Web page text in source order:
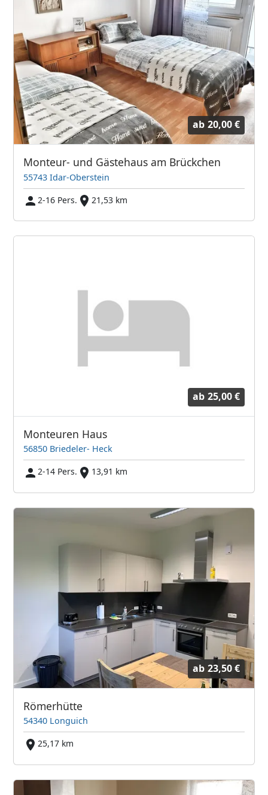
ab 20,00 €
Monteur- und Gästehaus am Brückchen
55743 Idar-Oberstein
2-16 Pers.
21,53 km
ab 25,00 €
Monteuren Haus
56850 Briedeler- Heck
2-14 Pers.
13,91 km
ab 23,50 €
Römerhütte
54340 Longuich
25,17 km